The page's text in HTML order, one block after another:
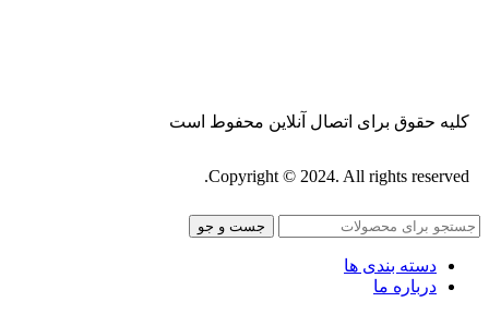
کلیه حقوق برای اتصال آنلاین محفوط است
Copyright © 2024. All rights reserved.
جست و جو
دسته بندی ها
درباره ما